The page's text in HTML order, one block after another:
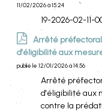
11/02/2026 à 15:24
19-2026-02-11-
Arrêté
d'éligibilité aux
publié le 12/01/2026 à 14:56
Arrêté
d'éligibilité aux
contre la